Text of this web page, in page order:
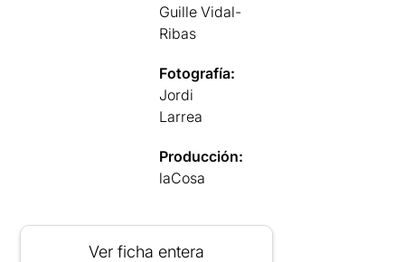
Guille Vidal-
Ribas
Fotografía:
Jordi
Larrea
Producción:
laCosa
Ver ficha entera